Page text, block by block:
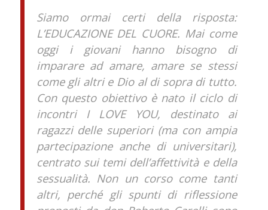
Siamo ormai certi della risposta:
L’EDUCAZIONE DEL CUORE. Mai come
oggi i giovani hanno bisogno di
imparare ad amare, amare se stessi
come gli altri e Dio al di sopra di tutto.
Con questo obiettivo è nato il ciclo di
incontri I LOVE YOU, destinato ai
ragazzi delle superiori (ma con ampia
partecipazione anche di universitari),
centrato sui temi dell’affettività e della
sessualità. Non un corso come tanti
altri, perché gli spunti di riflessione